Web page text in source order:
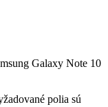
Galaxy Note 10
polia sú